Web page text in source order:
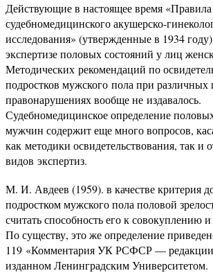
Действующие в настоящее время «Правила
судебномедицинского акушерско-
исследования» (утвержденные в 1934 году)
экспертизе половых состояний у лиц
Методических рекомендаций по
подростков мужского пола при
правонарушениях вообще не издавалось.
Судебномедицинское определение
мужчин содержит еще много вопросов,
как методики освидетельствования, так и
видов экспертиз.
М. И. Авдеев (1959). в качестве критерия
подростком мужского пола половой
считать способность его к совокуплению
По существу, это же определение
119 «Комментария УК РСФСР — редакции
изданномЛенинградским Университетом.